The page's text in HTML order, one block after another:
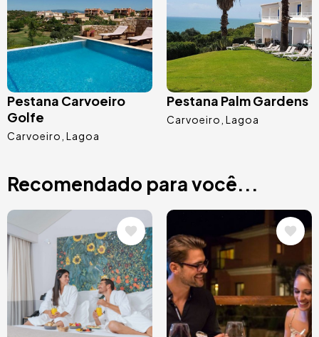
Pestana Carvoeiro
Golfe
Carvoeiro Lagoa
Pestana Palm Gardens
Carvoeiro Lagoa
Recomendado para você...
Imagem
Imagem